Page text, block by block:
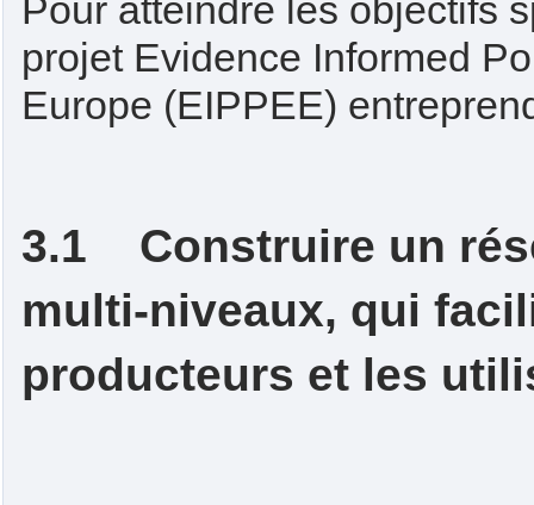
Pour atteindre les objectifs
projet Evidence Informed
Europe (EIPPEE)
3.1 Construire un
multi-niveaux, qui
producteurs et les